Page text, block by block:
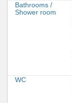
Bathrooms /
Shower room
WC